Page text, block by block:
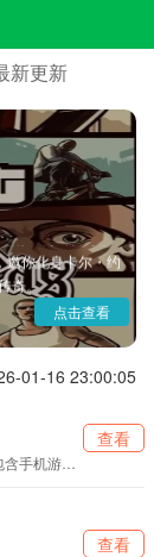
新更新
度吹响 ——《侠盗
清重制画质与移
邀你化身卡尔・约
奇。
点击查看
01-16 23:00:05
手机游戏
查看
查看